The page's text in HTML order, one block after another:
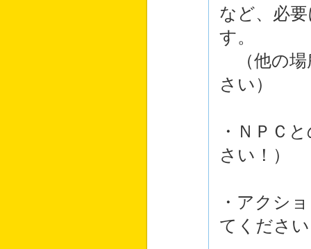
など、必
す。
（他の場
さい）
・ＮＰＣ
さい！）
・アクシ
てくださ